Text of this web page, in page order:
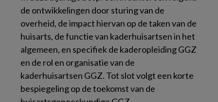
de ontwikkelingen door sturing van de
overheid, de impact hiervan op de taken van de
huisarts, de functie van kaderhuisartsen in het
algemeen, en specifiek de kaderopleiding GGZ
en de rol en organisatie van de
kaderhuisartsen GGZ. Tot slot volgt een korte
bespiegeling op de toekomst van de